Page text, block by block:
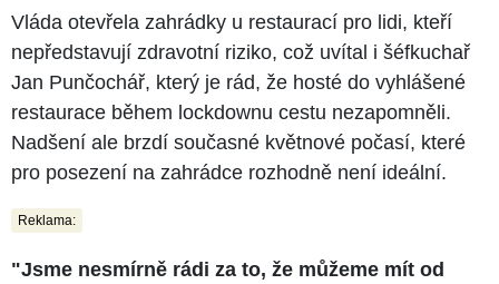
Vláda otevřela zahrádky u restaurací pro lidi, kteří
nepředstavují zdravotní riziko, což uvítal i šéfkuchař
Jan Punčochář, který je rád, že hosté do vyhlášené
restaurace během lockdownu cestu nezapomněli.
Nadšení ale brzdí současné květnové počasí, které
pro posezení na zahrádce rozhodně není ideální.
Reklama:
"Jsme nesmírně rádi za to, že můžeme mít od